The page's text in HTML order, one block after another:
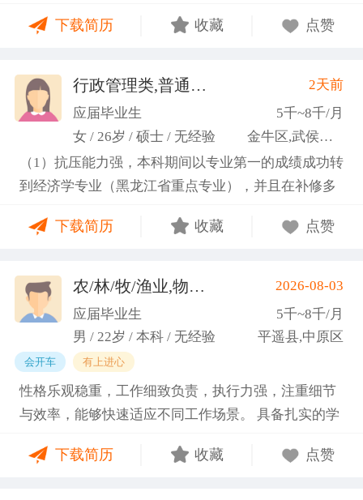
下载简历 收藏 点赞
行政管理类,普通教师类
2天前
应届毕业生
5千~8千/月
女 / 26岁 / 硕士 / 无经验
金牛区,武侯区,青羊区
（1）抗压能力强，本科期间以专业第一的成绩成功转
到经济学专业（黑龙江省重点专业），并且在补修多
学；研一刚入学就跟随导师参加多个项目书撰写，其
基金项目以及国家重大课题项目申报书的撰写。
（2）沟通能力强，2023年9月-2024年6月在研究生管
理办公室担任助管，主要负责硕士、博士研究生开
题、预答辩和正式答辩答辩秘书工作，同时负责研究
生入学复试相关工作，研究生日常事务管理工作，与
老师和同学多方沟通协调；2025年4月-2025年7月在
图书馆信息处担任助管，主要负责毕业生论文查重、
上传，毕业生信息核对，以及协助图书馆老师与学生
沟通举办各种活动。 （3）组织管理能力强，在读期
下载简历 收藏 点赞
农/林/牧/渔业,物业管理,环保,物流/仓储,人事/行政/后勤
2026-08-03
应届毕业生
5千~8千/月
男 / 22岁 / 本科 / 无经验
平遥县,中原区
会开车 有上进心
性格乐观稳重，工作细致负责，执行力强，注重细节
与效率，能够快速适应不同工作场景。 具备扎实的学
路与良好的问题处理意识。 拥有较强的团队协作与跨
下载简历 收藏 点赞